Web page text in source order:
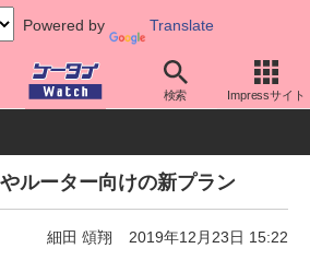
Powered by Translate
検索 Impressサイト
au 料金プラン・割引
ルーター向けの新プラン
細田 頌翔 2019年12月23日 15:22